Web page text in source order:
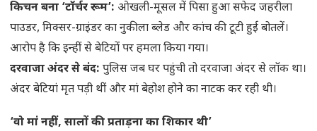
किचन बना ‘टॉर्चर रूम’: ओखली-मूसल में पिसा हुआ सफेद जहरीला
पाउडर, मिक्सर-ग्राइंडर का नुकीला ब्लेड और कांच की टूटी हुई बोतलें।
आरोप है कि इन्हीं से बेटियों पर हमला किया गया।
दरवाजा अंदर से बंद: पुलिस जब घर पहुंची तो दरवाजा अंदर से लॉक था।
अंदर बेटियां मृत पड़ी थीं और मां बेहोश होने का नाटक कर रही थी।
‘वो मां नहीं, सालों की प्रताड़ना का शिकार थी’